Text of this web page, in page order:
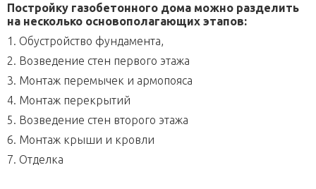
Постройку газобетонного дома можно разделить
на несколько основополагающих этапов:
1. Обустройство фундамента,
2. Возведение стен первого этажа
3. Монтаж перемычек и армопояса
4. Монтаж перекрытий
5. Возведение стен второго этажа
6. Монтаж крыши и кровли
7. Отделка